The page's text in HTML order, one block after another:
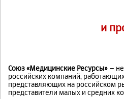
и
Союз «Медицинские Ресурсы» –
российских компаний,
представляющих на российском
представители малых и средних